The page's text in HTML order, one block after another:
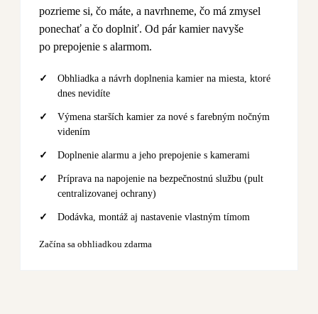
pozrieme si, čo máte, a navrhneme, čo má zmysel
ponechať a čo doplniť. Od pár kamier navyše
po prepojenie s alarmom.
Obhliadka a návrh doplnenia kamier na miesta, ktoré
dnes nevidíte
Výmena starších kamier za nové s farebným nočným
videním
Doplnenie alarmu a jeho prepojenie s kamerami
Príprava na napojenie na bezpečnostnú službu (pult
centralizovanej ochrany)
Dodávka, montáž aj nastavenie vlastným tímom
Začína sa obhliadkou zdarma